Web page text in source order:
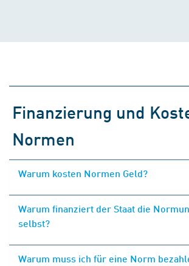
Finanzierung und
Normen
Warum kosten Normen Geld?
Warum finanziert der Staat die
selbst?
Warum muss ich für eine Norm